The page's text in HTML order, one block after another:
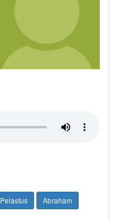
Pelastus Abraham